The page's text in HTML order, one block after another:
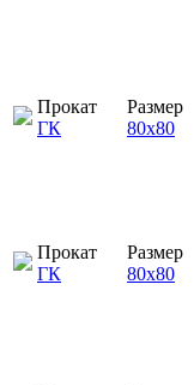
Прокат
ГК
Размер
80х80
Прокат
ГК
Размер
80х80